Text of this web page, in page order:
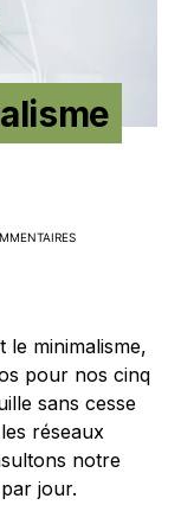
minimalisme,
pour nos cinq
sans cesse
réseaux
notre
jour.